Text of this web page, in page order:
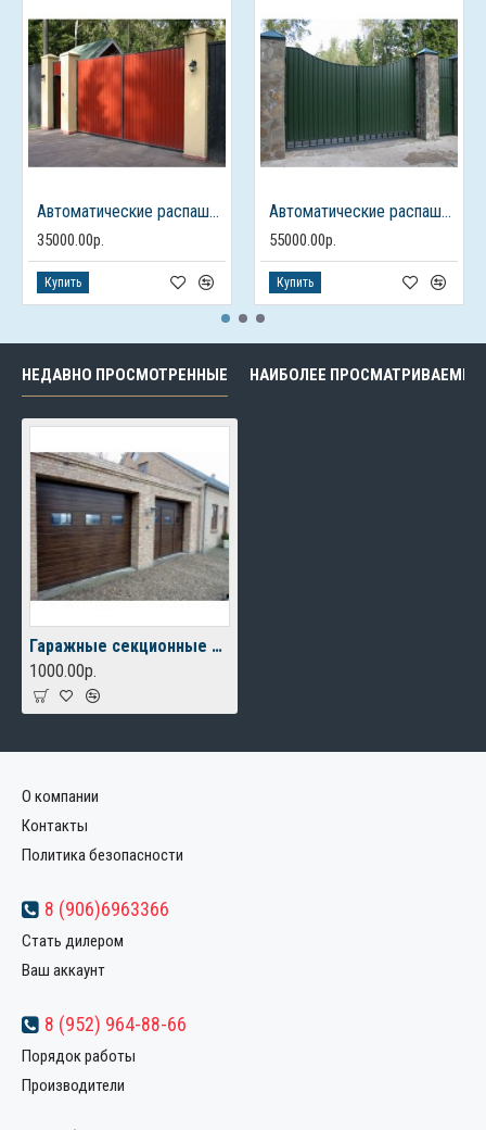
Автоматические распашные ворота из профлиста с калиткой
35000.00р.
Купить
Автоматические распашные ворота с калиткой
55000.00р.
Купить
НЕДАВНО ПРОСМОТРЕННЫЕ НАИБОЛЕЕ ПРОСМАТРИВАЕМЫЕ
Гаражные секционные ворота
1000.00р.
О компании
Контакты
Политика безопасности
8 (906)6963366
Стать дилером
Ваш аккаунт
8 (952) 964-88-66
Порядок работы
Производители